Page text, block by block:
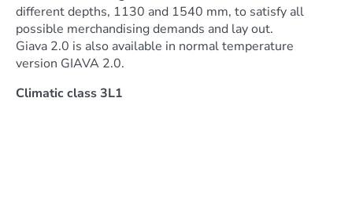
different depths, 1130 and 1540 mm, to satisfy all
possible merchandising demands and lay out.
Giava 2.0 is also available in normal temperature
version GIAVA 2.0.
Climatic class 3L1